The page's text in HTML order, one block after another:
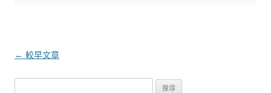
文
← 較早文章